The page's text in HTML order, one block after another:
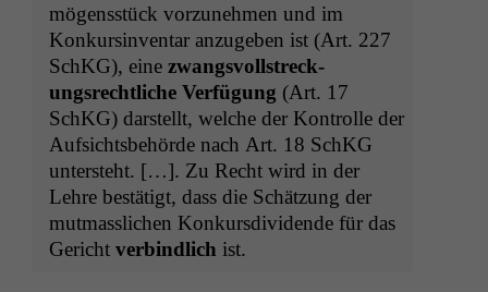
mö­gensstück vorzunehmen und im
Konkursin­ven­tar anzugeben ist (Art. 227
SchKG), eine zwangsvoll­streck­
ungsrechtliche Ver­fü­gung (Art. 17
SchKG) darstellt, welche der Kon­trolle der
Auf­sichts­be­hörde nach Art. 18 SchKG
unter­ste­ht. […]. Zu Recht wird in der
Lehre bestätigt, dass die Schätzung der
mut­masslichen Konkurs­div­i­dende für das
Gericht verbindlich ist.